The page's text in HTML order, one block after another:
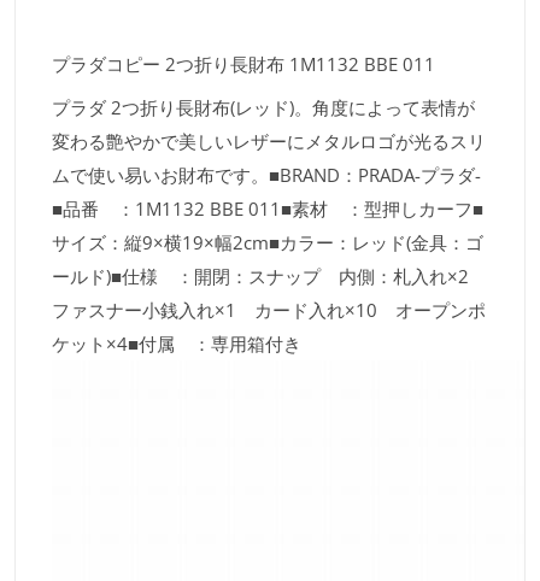
プラダコピー 2つ折り長財布 1M1132 BBE 011
プラダ 2つ折り長財布(レッド)。角度によって表情が
変わる艶やかで美しいレザーにメタルロゴが光るスリ
ムで使い易いお財布です。■BRAND：PRADA-プラダ-
■品番 ：1M1132 BBE 011■素材 ：型押しカーフ■
サイズ：縦9×横19×幅2cm■カラー：レッド(金具：ゴ
ールド)■仕様 ：開閉：スナップ 内側：札入れ×2
ファスナー小銭入れ×1 カード入れ×10 オープンポ
ケット×4■付属 ：専用箱付き